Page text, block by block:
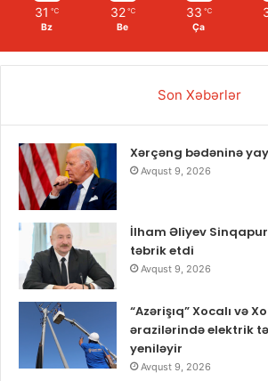
31 ℃
Bz
32 ℃
Be
33 ℃
Ça
Son Xəbərlər
Xərçəng bədəninə
Avqust 9, 2026
İlham Əliyev
təbrik etdi
Avqust 9, 2026
“Azərişıq” Xocalı və
ərazilərində elektrik
yeniləyir
Avqust 9, 2026